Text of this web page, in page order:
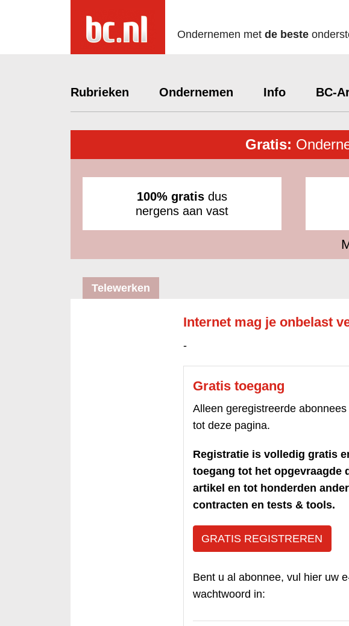
Ondernemen met de beste
Rubrieken Ondernemen Info BC-
Gratis:
100% gratis dus
nergens aan vast
Telewerken
Internet mag je onbelast
-
Gratis toegang
Alleen geregistreerde
tot deze pagina.
Registratie is volledig gratis
toegang tot het opgevraagde
artikel en tot honderden
contracten en tests & tools.
GRATIS REGISTREREN
Bent u al abonnee, vul hier uw
wachtwoord in: